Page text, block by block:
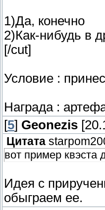
1)Да, конечно
2)Как-нибудь в
[/cut]
Условие :
Награда :
[5] Geonezis
Цитата
вот пример квэста
Идея с
обыграем ее.